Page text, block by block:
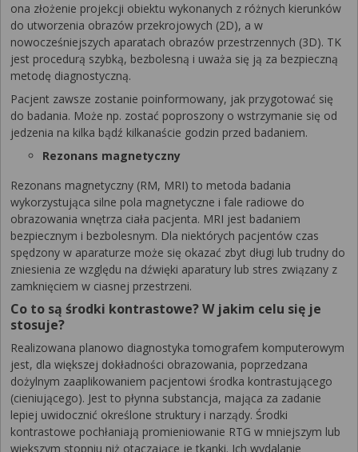
ona złożenie projekcji obiektu wykonanych z różnych kierunków
do utworzenia obrazów przekrojowych (2D), a w
nowocześniejszych aparatach obrazów przestrzennych (3D). TK
jest procedurą szybką, bezbolesną i uważa się ją za bezpieczną
metodę diagnostyczną.
Pacjent zawsze zostanie poinformowany, jak przygotować się
do badania. Może np. zostać poproszony o wstrzymanie się od
jedzenia na kilka bądź kilkanaście godzin przed badaniem.
Rezonans magnetyczny
Rezonans magnetyczny (RM, MRI) to metoda badania
wykorzystująca silne pola magnetyczne i fale radiowe do
obrazowania wnętrza ciała pacjenta. MRI jest badaniem
bezpiecznym i bezbolesnym. Dla niektórych pacjentów czas
spędzony w aparaturze może się okazać zbyt długi lub trudny do
zniesienia ze względu na dźwięki aparatury lub stres związany z
zamknięciem w ciasnej przestrzeni.
Co to są środki kontrastowe? W jakim celu się je
stosuje?
Realizowana planowo diagnostyka tomografem komputerowym
jest, dla większej dokładności obrazowania, poprzedzana
dożylnym zaaplikowaniem pacjentowi środka kontrastującego
(cieniującego). Jest to płynna substancja, mająca za zadanie
lepiej uwidocznić określone struktury i narządy. Środki
kontrastowe pochłaniają promieniowanie RTG w mniejszym lub
większym stopniu niż otaczające je tkanki. Ich wydalanie